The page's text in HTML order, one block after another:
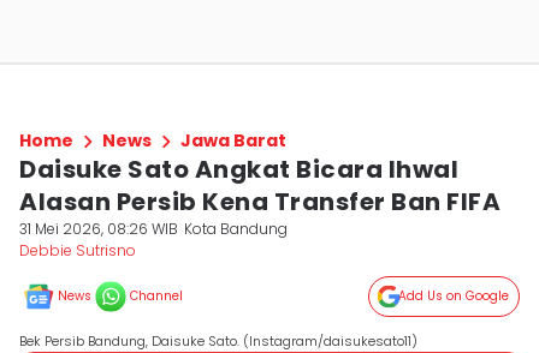
Home News Jawa Barat
Daisuke Sato Angkat Bicara Ihwal
Alasan Persib Kena Transfer Ban FIFA
31 Mei 2026, 08:26 WIB Kota Bandung
Debbie Sutrisno
News Channel Add Us on Google
Bek Persib Bandung, Daisuke Sato. (Instagram/daisukesato11)